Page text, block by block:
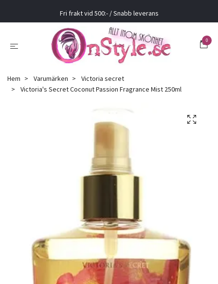
Fri frakt vid 500:- / Snabb leverans
0
Hem Varumärken
Victoria secret
Victoria's Secret Coconut Passion Fragrance Mist 250ml